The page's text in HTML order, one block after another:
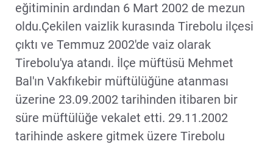
eğitiminin ardından 6 Mart 2002 de mezun
oldu.Çekilen vaizlik kurasında Tirebolu ilçesi
çıktı ve Temmuz 2002'de vaiz olarak
Tirebolu'ya atandı. İlçe müftüsü Mehmet
Bal'ın Vakfıkebir müftülüğüne atanması
üzerine 23.09.2002 tarihinden itibaren bir
süre müftülüğe vekalet etti. 29.11.2002
tarihinde askere gitmek üzere Tirebolu